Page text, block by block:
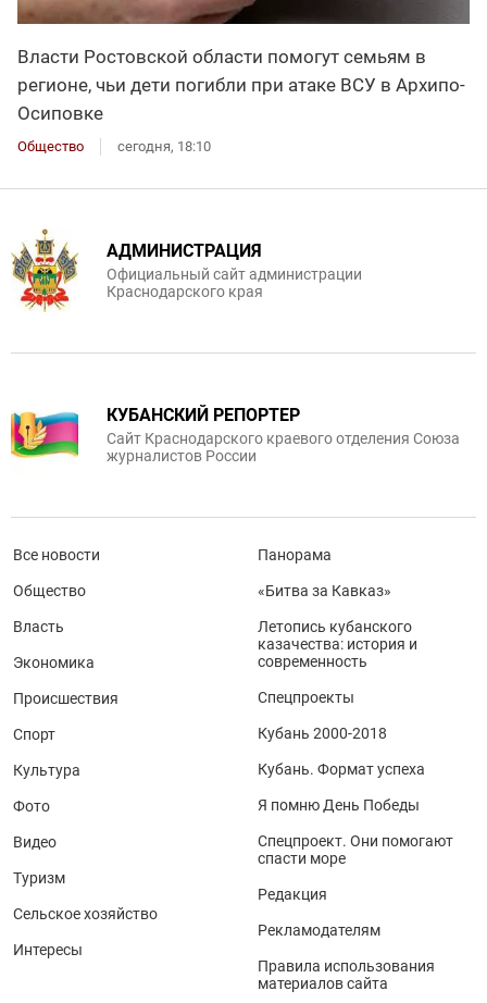
Власти Ростовской области помогут семьям в
регионе, чьи дети погибли при атаке ВСУ в Архипо-
Осиповке
Общество сегодня, 18:10
АДМИНИСТРАЦИЯ
Официальный сайт администрации
Краснодарского края
КУБАНСКИЙ РЕПОРТЕР
Сайт Краснодарского краевого отделения Союза
журналистов России
Все новости
Общество
Власть
Экономика
Происшествия
Спорт
Культура
Фото
Видео
Туризм
Сельское хозяйство
Интересы
Панорама
«Битва за Кавказ»
Летопись кубанского
казачества: история и
современность
Спецпроекты
Кубань 2000-2018
Кубань. Формат успеха
Я помню День Победы
Спецпроект. Они помогают
спасти море
Редакция
Рекламодателям
Правила использования
материалов сайта